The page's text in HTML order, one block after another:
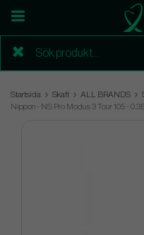
Startsida Skaft ALL BRANDS
Nippon - NS Pro Modus 3 Tour 105 -